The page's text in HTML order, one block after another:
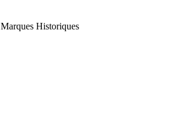
Marques Historiques